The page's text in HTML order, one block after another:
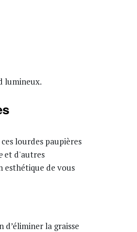
lumineux.
lourdes paupières
et d'autres
esthétique de vous
la graisse